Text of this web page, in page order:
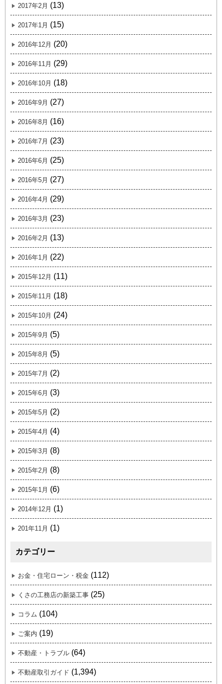
2017年2月 (13)
2017年1月 (15)
2016年12月 (20)
2016年11月 (29)
2016年10月 (18)
2016年9月 (27)
2016年8月 (16)
2016年7月 (23)
2016年6月 (25)
2016年5月 (27)
2016年4月 (29)
2016年3月 (23)
2016年2月 (13)
2016年1月 (22)
2015年12月 (11)
2015年11月 (18)
2015年10月 (24)
2015年9月 (5)
2015年8月 (5)
2015年7月 (2)
2015年6月 (3)
2015年5月 (2)
2015年4月 (4)
2015年3月 (8)
2015年2月 (8)
2015年1月 (6)
2014年12月 (1)
201年11月 (1)
カテゴリー
お金・住宅ローン・税金 (112)
くさの工務店の新築工事 (25)
コラム (104)
ご案内 (19)
不動産・トラブル (64)
不動産取引ガイド (1,394)